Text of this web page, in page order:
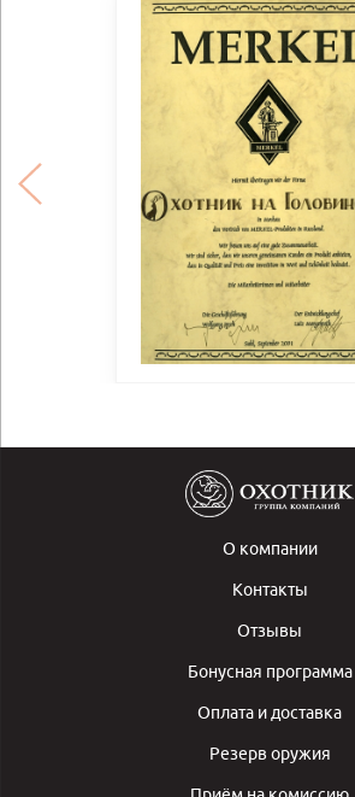
О компании
Контакты
Отзывы
Бонусная программа
Оплата и доставка
Резерв оружия